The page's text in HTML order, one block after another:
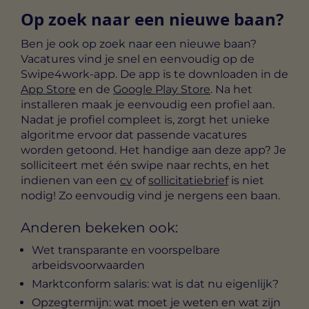
Op zoek naar een nieuwe baan?
Ben je ook op zoek naar een nieuwe baan?
Vacatures vind je snel en eenvoudig op de
Swipe4work-app. De app is te downloaden in de
App Store en de Google Play Store. Na het
installeren maak je eenvoudig een profiel aan.
Nadat je profiel compleet is, zorgt het unieke
algoritme ervoor dat passende vacatures
worden getoond. Het handige aan deze app? Je
solliciteert met één swipe naar rechts, en het
indienen van een cv ofsollicitatiebriefis niet
nodig! Zo eenvoudig vind je nergens een baan.
Anderen bekeken ook:
Wet transparante en voorspelbare
arbeidsvoorwaarden
Marktconform salaris: wat is dat nu eigenlijk?
Opzegtermijn: wat moet je weten en wat zijn